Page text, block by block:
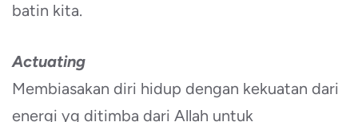
batin kita.
Actuating
Membiasakan diri hidup dengan kekuatan dari
energi yg ditimba dari Allah untuk